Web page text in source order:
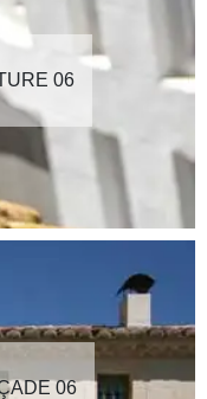
06
06